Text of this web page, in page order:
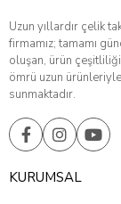
Uzun yıllardır çelik
firmamız; tamamı
oluşan, ürün
ömrü uzun
sunmaktadır.
KURUMSAL